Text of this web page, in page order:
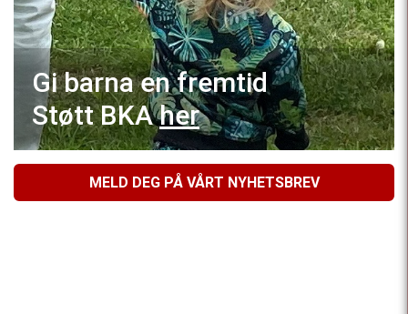
Gi barna en fremtid
Støtt BKAher
MELD DEG PÅ VÅRT NYHETSBREV